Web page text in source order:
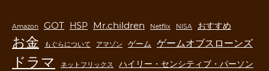
Amazon GOT HSP Mr.children Netflix NISA おすすめ
お金 もぐらについて アマゾン ゲーム ゲームオブスローンズ
ドラマ ネットフリックス
ハイリー・センシティブ・パーソン